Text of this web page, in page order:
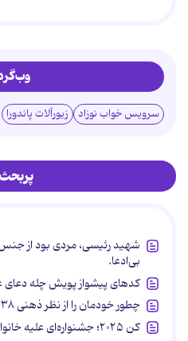
سرویس خواب نوزاد زیورآلات پاندورا
شهید رئیسی، مردی بود از
بی‌ادعا.
کدهای پیشواز پویش چله دعای
چطور خودمان را از نظر ذهنی ۳۸ برابر قوی‌تر کنیم؟
کن ۲۰۲۵؛ جشنواره‌ای علیه خانواده